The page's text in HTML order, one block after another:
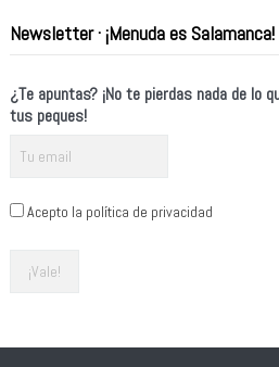
Newsletter · ¡Menuda es Salamanca!
¿Te apuntas? ¡No te pierdas nada de lo
tus peques!
Acepto la política de privacidad